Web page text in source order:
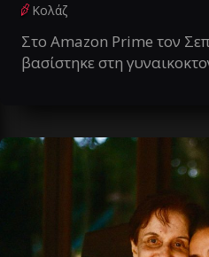
Κολάζ
Στο Amazon Prime τον
βασίστηκε στη